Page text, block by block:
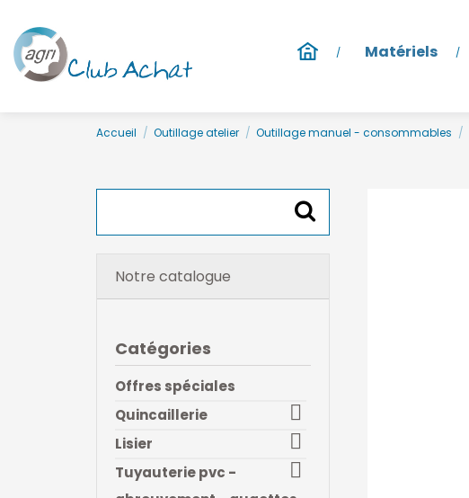
Matériels
Accueil Outillage atelier Outillage manuel - consommables
Notre catalogue
Catégories
Offres spéciales

Quincaillerie

Lisier

Tuyauterie pvc -